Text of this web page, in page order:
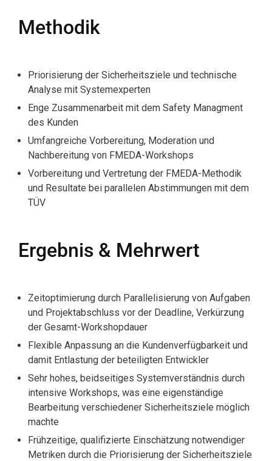
Methodik
Priorisierung der Sicherheitsziele und technische
Analyse mit Systemexperten
Enge Zusammenarbeit mit dem Safety Managment
des Kunden
Umfangreiche Vorbereitung, Moderation und
Nachbereitung von FMEDA-Workshops
Vorbereitung und Vertretung der FMEDA-Methodik
und Resultate bei parallelen Abstimmungen mit dem
TÜV
Ergebnis & Mehrwert
Zeitoptimierung durch Parallelisierung von Aufgaben
und Projektabschluss vor der Deadline, Verkürzung
der Gesamt-Workshopdauer
Flexible Anpassung an die Kundenverfügbarkeit und
damit Entlastung der beteiligten Entwickler
Sehr hohes, beidseitiges Systemverständnis durch
intensive Workshops, was eine eigenständige
Bearbeitung verschiedener Sicherheitsziele möglich
machte
Frühzeitige, qualifizierte Einschätzung notwendiger
Metriken durch die Priorisierung der Sicherheitsziele